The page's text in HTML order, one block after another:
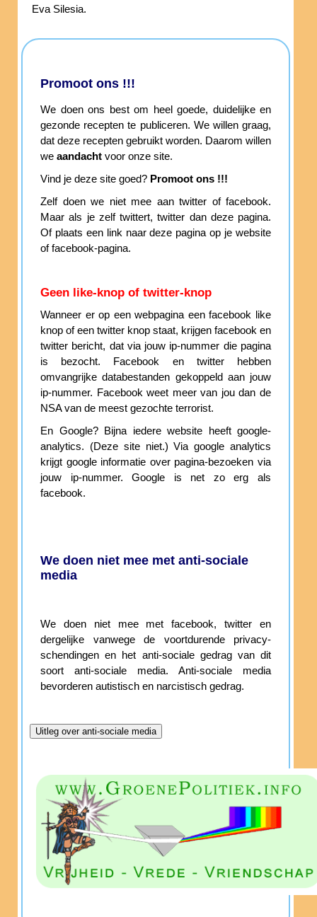
Eva Silesia.
Promoot ons !!!
We doen ons best om heel goede, duidelijke en
gezonde recepten te publiceren. We willen graag,
dat deze recepten gebruikt worden. Daarom willen
we aandacht voor onze site.
Vind je deze site goed? Promoot ons !!!
Zelf doen we niet mee aan twitter of facebook.
Maar als je zelf twittert, twitter dan deze pagina.
Of plaats een link naar deze pagina op je website
of facebook-pagina.
Geen like-knop of twitter-knop
Wanneer er op een webpagina een facebook like
knop of een twitter knop staat, krijgen facebook en
twitter bericht, dat via jouw ip-nummer die pagina
is bezocht. Facebook en twitter hebben
omvangrijke databestanden gekoppeld aan jouw
ip-nummer. Facebook weet meer van jou dan de
NSA van de meest gezochte terrorist.
En Google? Bijna iedere website heeft google-
analytics. (Deze site niet.) Via google analytics
krijgt google informatie over pagina-bezoeken via
jouw ip-nummer. Google is net zo erg als
facebook.
We doen niet mee met anti-sociale
media
We doen niet mee met facebook, twitter en
dergelijke vanwege de voortdurende privacy-
schendingen en het anti-sociale gedrag van dit
soort anti-sociale media. Anti-sociale media
bevorderen autistisch en narcistisch gedrag.